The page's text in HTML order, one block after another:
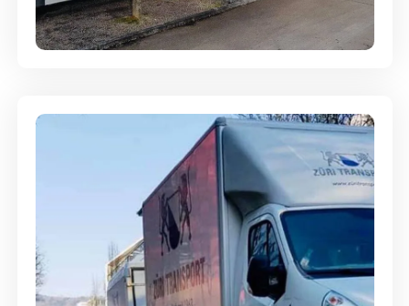
Entsorgung & Räumung